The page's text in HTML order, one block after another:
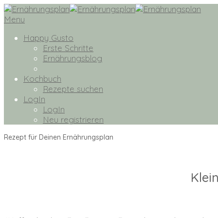
Menu
Happy Gusto
Erste Schritte
Ernährungsblog
Kochbuch
Rezepte suchen
LogIn
LogIn
Neu registrieren
Rezept für Deinen Ernährungsplan